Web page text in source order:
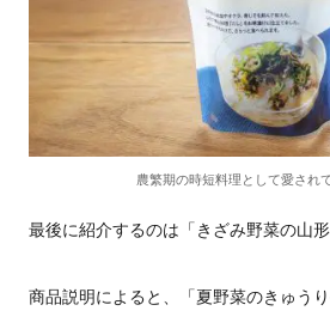
農繁期の時短料理として愛され
最後に紹介するのは「きざみ野菜の山形
商品説明によると、「夏野菜のきゅう